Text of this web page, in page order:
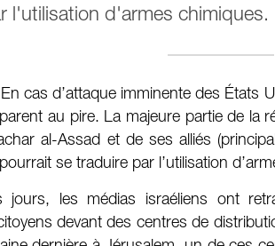
l'utilisation d'armes chimiques.
cas d’attaque imminente des États
au pire. La majeure partie de la
al-Assad et de ses alliés
se traduire par l’utilisation
jours, les médias israéliens ont
devant des centres de